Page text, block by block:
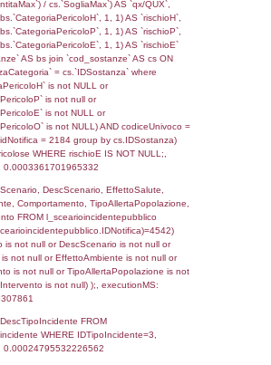
=
SELECT f_territori_limitrofi.Distanza,
FROM f_territori_limitrofi
ON
=
=